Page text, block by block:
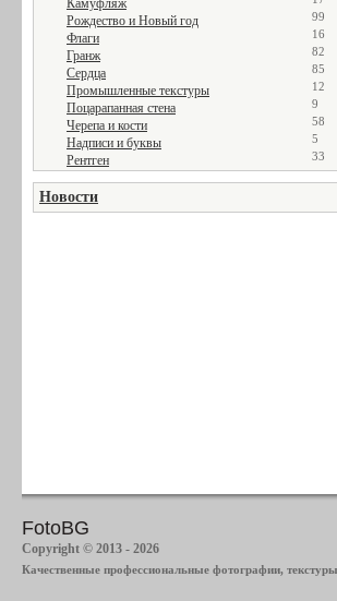
Камуфляж
Рождество и Новый год 99
Флаги 16
Гранж 82
Сердца 85
Промышленные текстуры 12
Поцарапанная стена 9
Черепа и кости 58
Надписи и буквы 5
Рентген 33
Новости
FotoBG
Copyright © 2013 - 2026
Качественные профессиональные фотографии,